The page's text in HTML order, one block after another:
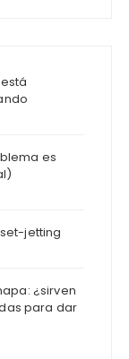
es
jetting
¿sirven
para dar